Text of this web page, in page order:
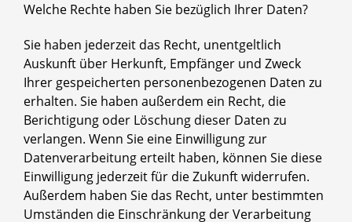
Welche Rechte haben Sie bezüglich Ihrer Daten?
Sie haben jederzeit das Recht, unentgeltlich
Auskunft über Herkunft, Empfänger und Zweck
Ihrer gespeicherten personenbezogenen Daten zu
erhalten. Sie haben außerdem ein Recht, die
Berichtigung oder Löschung dieser Daten zu
verlangen. Wenn Sie eine Einwilligung zur
Datenverarbeitung erteilt haben, können Sie diese
Einwilligung jederzeit für die Zukunft widerrufen.
Außerdem haben Sie das Recht, unter bestimmten
Umständen die Einschränkung der Verarbeitung